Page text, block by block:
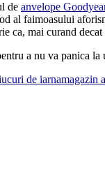
de anvelope
al faimoasului
ca, mai curand
a nu va panica
de iarnamagazin